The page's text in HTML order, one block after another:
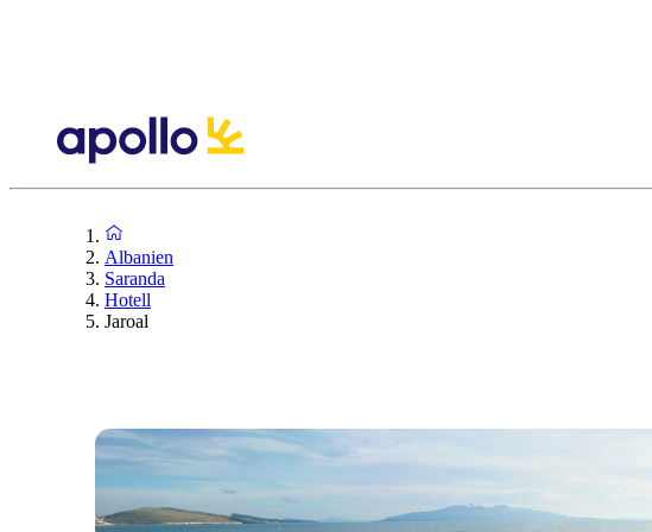
Albanien
Saranda
Hotell
Jaroal